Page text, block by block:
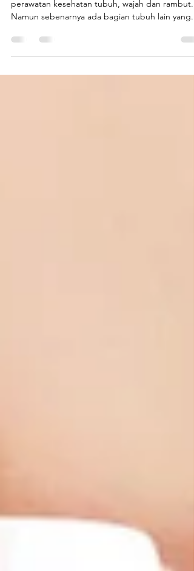
Manicure dan Pedicure
perawatan kesehatan tubuh, wajah dan rambut.
Namun sebenarnya ada bagian tubuh lain yang...